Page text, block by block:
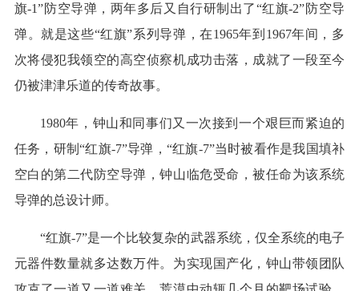
旗-1”防空导弹，两年多后又自行研制出了“红旗-2”防空导
弹。就是这些“红旗”系列导弹，在1965年到1967年间，多
次将侵犯我领空的高空侦察机成功击落，成就了一段至今
仍被津津乐道的传奇故事。
1980年，钟山和同事们又一次接到一个艰巨而紧迫的
任务，研制“红旗-7”导弹，“红旗-7”当时被看作是我国填补
空白的第二代防空导弹，钟山临危受命，被任命为该系统
导弹的总设计师。
“红旗-7”是一个比较复杂的武器系统，仅全系统的电子
元器件数量就多达数万件。为实现国产化，钟山带领团队